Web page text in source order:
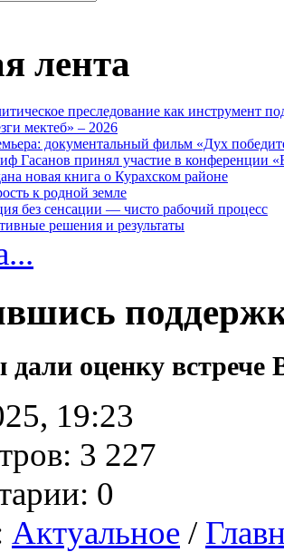
лента
преследование как инструмент
мектеб» – 2026
документальный фильм «Дух
Гасанов принял участие в конференции
новая книга о Курахском районе
к родной земле
без сенсации — чисто рабочий процесс
решения и результаты
дали оценку
19:23
3 227
0
Актуальное /